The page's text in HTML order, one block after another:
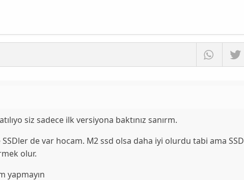
siz sadece ilk versiyona baktınız sanırm.
de var hocam. M2 ssd olsa daha iyi olurdu tabi ama SSD
olur.
yapmayın